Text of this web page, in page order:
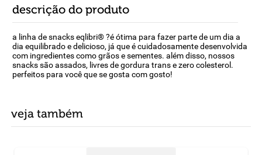
descrição do produto
a linha de snacks eqlibri® ?é ótima para fazer parte de um dia a
dia equilibrado e delicioso, já que é cuidadosamente desenvolvida
com ingredientes como grãos e sementes. além disso, nossos
snacks são assados, livres de gordura trans e zero colesterol.
perfeitos para você que se gosta com gosto!
veja também